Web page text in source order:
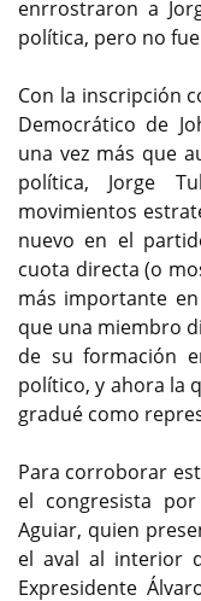
enrrostraron a
política, pero no
Con la inscripción
Democrático de
una vez más que
política, Jorge
movimientos
nuevo en el
cuota directa (o
más importante
que una miembro
de su formación
político, y ahora la
gradué como
Para corroborar
el congresista
Aguiar, quien
el aval al interior
Expresidente